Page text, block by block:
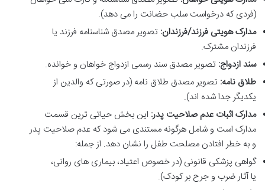
(فردی که درخواست سلب حضانت را می دهد).
مدارک هویتی فرزند/فرزندان: تصویر مصدق شناسنامه فرزند یا
فرزندان مشترک.
سند ازدواج: تصویر مصدق سند رسمی ازدواج خواهان و خوانده.
طلاق نامه: تصویر مصدق طلاق نامه (در صورتی که والدین از
یکدیگر جدا شده اند).
مدارک اثبات عدم صلاحیت پدر: این بخش حیاتی ترین قسمت
مدارک است و شامل هرگونه مستندی می شود که عدم صلاحیت پدر
و به خطر افتادن مصلحت طفل را نشان دهد. از جمله:
گواهی پزشکی قانونی (در خصوص اعتیاد، بیماری های روانی،
یا آثار ضرب و جرح بر کودک).